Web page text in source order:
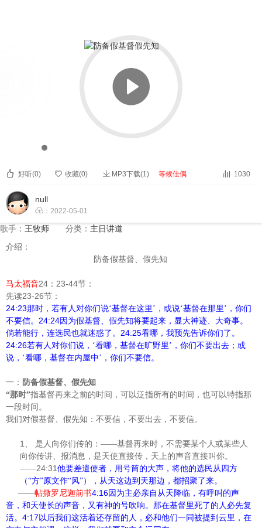
 好听(0)  收藏(0)  MP3下载(1) 等候佳偶  1030
null
 ：2022-05-01
歌手： 王牧师 分类： 主日讲道
介绍：
防备假基督、假先知
马太福音24 ： 23-44节：
先读23-26节：
24:23那时，若有人对你们说‘基督在这里’，或说‘基督在那里’，你们
不要信。 24:24因为假基督、假先知将要起来，显大神迹、大奇事。
倘若能行，连选民也就迷惑了。 24:25看哪，我预先告诉你们了。
24:26若有人对你们说，‘看哪，基督在旷野里’，你们不要出去；或
说，‘看哪，基督在内屋中’，你们不要信。
一： 防备假基督、假先知
“那时”指基督再来之前的时间，可以泛指所有的时间，也可以特指那
一段时间。
我们对假基督、假先知：不要信，不要出去，不要信。
1、 是人向你们传的：——基督再来时，不需要某个人或某些人
向你传讲、报消息，是天使直接传，天上的声音直接叫你。
——24:31 他要差遣使者，用号筒的大声，将他的选民从四方
（“方”原文作“风”），从天这边到天那边，都招聚了来。
——帖撒罗尼迦前书4:16因为主必亲自从天降临，有呼叫的声
音，和天使长的声音，又有神的号吹响。那在基督里死了的人必先复
活。 4:17以后我们这活着还存留的人，必和他们一同被提到云里，在